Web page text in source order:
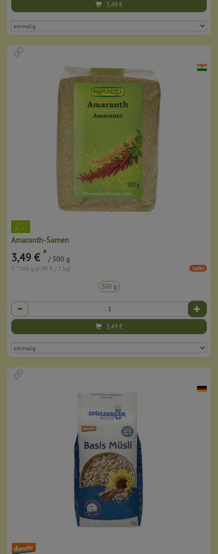
3,49€
Amaranth-Samen
3,49 € * / 500 g
1 * 500 g (6,98 € / 1 kg) Staffel
500 g
Anzahl
3,49€